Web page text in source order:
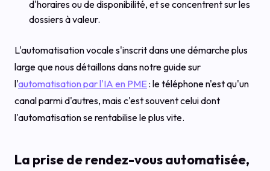
d'horaires ou de disponibilité, et se concentrent sur les
dossiers à valeur.
L'automatisation vocale s'inscrit dans une démarche plus
large que nous détaillons dans notre guide sur
l'automatisation par l'IA en PME: le téléphone n'est qu'un
canal parmi d'autres, mais c'est souvent celui dont
l'automatisation se rentabilise le plus vite.
La prise de rendez-vous automatisée,